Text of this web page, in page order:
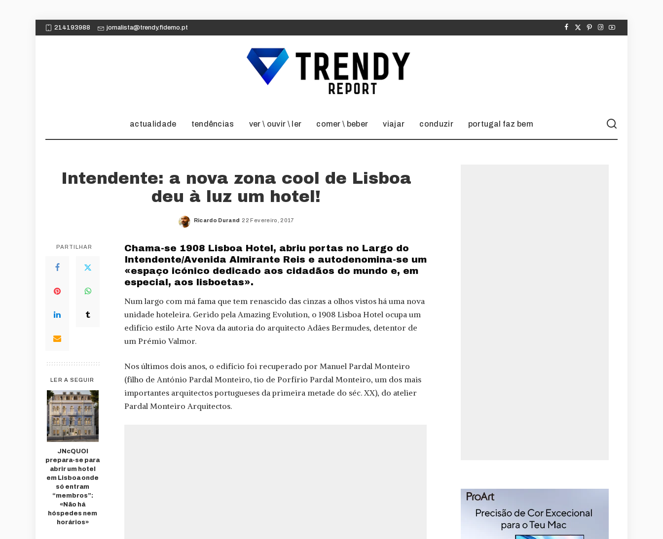
214193988 jornalista@trendy.fidemo.pt
actualidade tendências ver \ ouvir \ ler comer \ beber viajar conduzir portugal faz bem
Intendente: a nova zona cool de Lisboa
deu à luz um hotel!
Posted
Ricardo Durand 22 Fevereiro, 2017
PARTILHAR
LER A SEGUIR
JNcQUOI
prepara-se para
abrir um hotel
em Lisboa onde
só entram
“membros”:
«Não há
hóspedes nem
horários»
Chama-se 1908 Lisboa Hotel, abriu portas no Largo do
Intendente/Avenida Almirante Reis e autodenomina-se um
«espaço icónico dedicado aos cidadãos do mundo e, em
especial, aos lisboetas».
Num largo com má fama que tem renascido das cinzas a olhos vistos há uma nova
unidade hoteleira. Gerido pela Amazing Evolution, o 1908 Lisboa Hotel ocupa um
edifício estilo Arte Nova da autoria do arquitecto Adães Bermudes, detentor de
um Prémio Valmor.
Nos últimos dois anos, o edifício foi recuperado por Manuel Pardal Monteiro
(filho de António Pardal Monteiro, tio de Porfírio Pardal Monteiro, um dos mais
importantes arquitectos portugueses da primeira metade do séc. XX), do atelier
Pardal Monteiro Arquitectos.